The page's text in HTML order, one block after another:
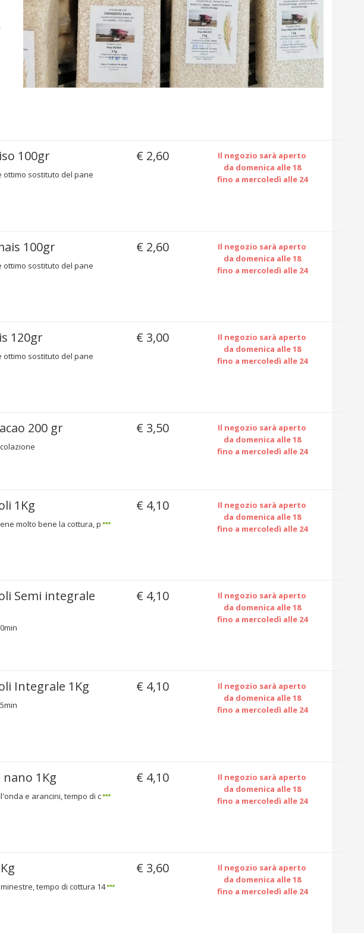
100gr
ottimo sostituto del pane
€ 2,60
Il negozio sarà aperto
da domenica alle 18
fino a mercoledì alle 24
100gr
ottimo sostituto del pane
€ 2,60
Il negozio sarà aperto
da domenica alle 18
fino a mercoledì alle 24
120gr
ottimo sostituto del pane
€ 3,00
Il negozio sarà aperto
da domenica alle 18
fino a mercoledì alle 24
200 gr € 3,50
Il negozio sarà aperto
da domenica alle 18
fino a mercoledì alle 24
1Kg
molto bene la cottura, p
€ 4,10
Il negozio sarà aperto
da domenica alle 18
fino a mercoledì alle 24
Semi integrale
€ 4,10
Il negozio sarà aperto
da domenica alle 18
fino a mercoledì alle 24
Integrale 1Kg € 4,10
Il negozio sarà aperto
da domenica alle 18
fino a mercoledì alle 24
nano 1Kg
e arancini, tempo di c
€ 4,10
Il negozio sarà aperto
da domenica alle 18
fino a mercoledì alle 24
tempo di cottura 14
€ 3,60
Il negozio sarà aperto
da domenica alle 18
fino a mercoledì alle 24